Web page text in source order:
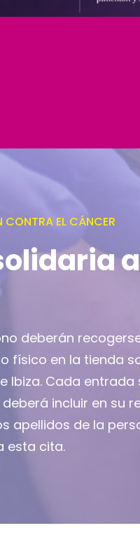
EL CÁNCER
deberán
físico en la tienda
Ibiza. Cada entrada
incluir en su
apellidos de la
esta cita.